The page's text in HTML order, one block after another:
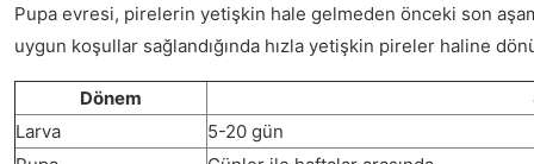
Pupa evresi, pirelerin yetişkin hale gelmeden önceki son
uygun koşullar sağlandığında hızla yetişkin pireler haline
Dönem
Larva
5-20 gün